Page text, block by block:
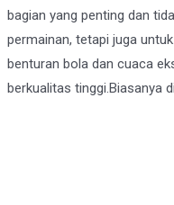
bagian yang penting dan
permainan, tetapi juga
benturan bola dan cuaca
berkualitas tinggi.Biasanya